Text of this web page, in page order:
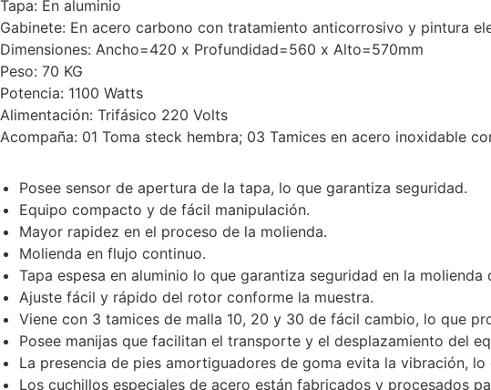
Tapa: En aluminio
Gabinete: En acero carbono con tratamiento anticorrosivo y pintura
Dimensiones: Ancho=420 x Profundidad=560 x Alto=570mm
Peso: 70 KG
Potencia: 1100 Watts
Alimentación: Trifásico 220 Volts
Acompaña: 01 Toma steck hembra; 03 Tamices en acero inoxidable
Posee sensor de apertura de la tapa, lo que garantiza seguridad.
Equipo compacto y de fácil manipulación.
Mayor rapidez en el proceso de la molienda.
Molienda en flujo continuo.
Tapa espesa en aluminio lo que garantiza seguridad en la molienda
Ajuste fácil y rápido del rotor conforme la muestra.
Viene con 3 tamices de malla 10, 20 y 30 de fácil cambio, lo que
Posee manijas que facilitan el transporte y el desplazamiento del
La presencia de pies amortiguadores de goma evita la vibración,
Los cuchillos especiales de acero están fabricados y procesados